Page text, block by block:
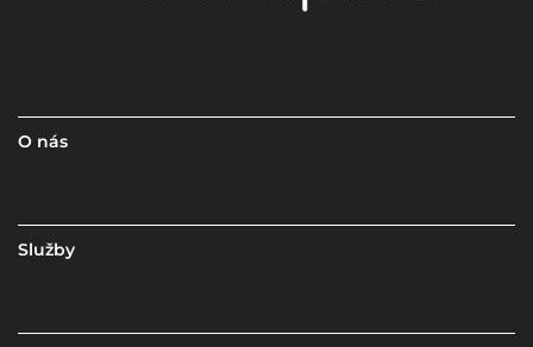
O nás
Služby